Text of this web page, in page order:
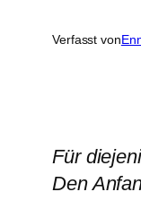
Verfasst von
Für
Den